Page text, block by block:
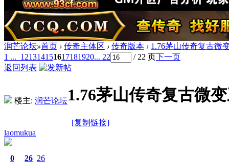
润芒论坛»首页 › 传奇主体区 › 传奇版本 › 1.76茅山传奇复古微
1 ... 121314151617181920... 22 / 22 页下一页
返回列表
楼主: 润芒论坛1.76茅山传奇复古微
[复制链接]
laomukua
0 26 26